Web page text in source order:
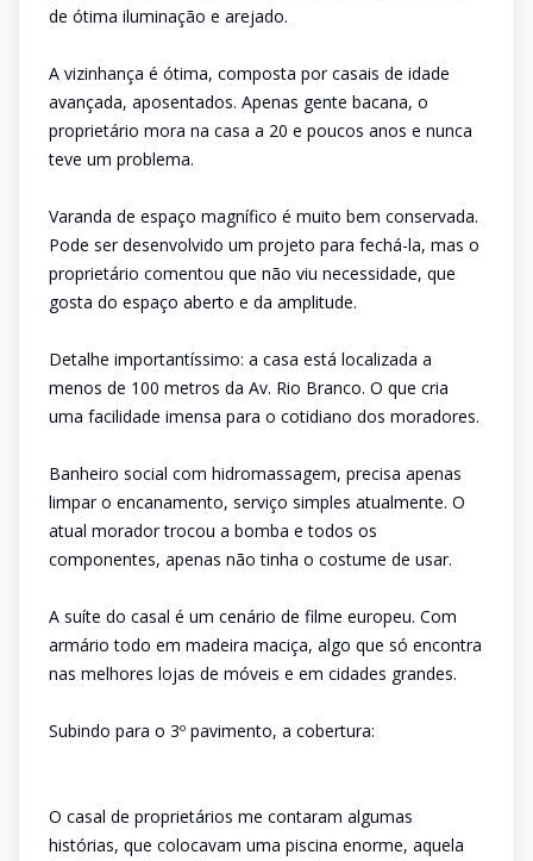
de ótima iluminação e arejado.
A vizinhança é ótima, composta por casais de idade
avançada, aposentados. Apenas gente bacana, o
proprietário mora na casa a 20 e poucos anos e nunca
teve um problema.
Varanda de espaço magnífico é muito bem conservada.
Pode ser desenvolvido um projeto para fechá-la, mas o
proprietário comentou que não viu necessidade, que
gosta do espaço aberto e da amplitude.
Detalhe importantíssimo: a casa está localizada a
menos de 100 metros da Av. Rio Branco. O que cria
uma facilidade imensa para o cotidiano dos moradores.
Banheiro social com hidromassagem, precisa apenas
limpar o encanamento, serviço simples atualmente. O
atual morador trocou a bomba e todos os
componentes, apenas não tinha o costume de usar.
A suíte do casal é um cenário de filme europeu. Com
armário todo em madeira maciça, algo que só encontra
nas melhores lojas de móveis e em cidades grandes.
Subindo para o 3º pavimento, a cobertura:
O casal de proprietários me contaram algumas
histórias, que colocavam uma piscina enorme, aquela